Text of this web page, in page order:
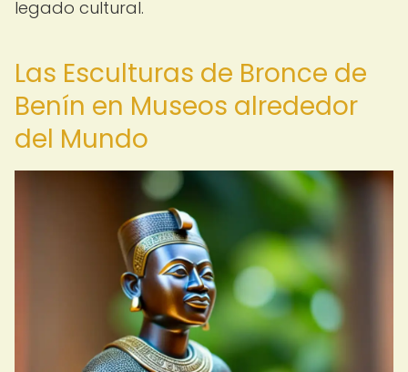
legado cultural.
Las Esculturas de Bronce de
Benín en Museos alrededor
del Mundo